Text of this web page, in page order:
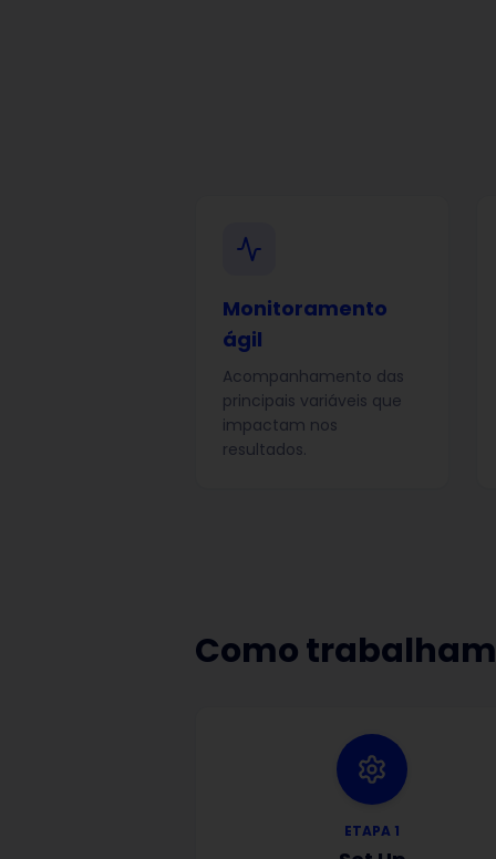
Monitoramento
ágil
Acompanhamento das
principais variáveis que
impactam nos
resultados.
Como
ETAPA 1